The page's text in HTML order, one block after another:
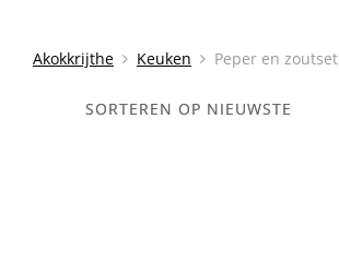
Akokkrijthe Keuken Peper en zoutset